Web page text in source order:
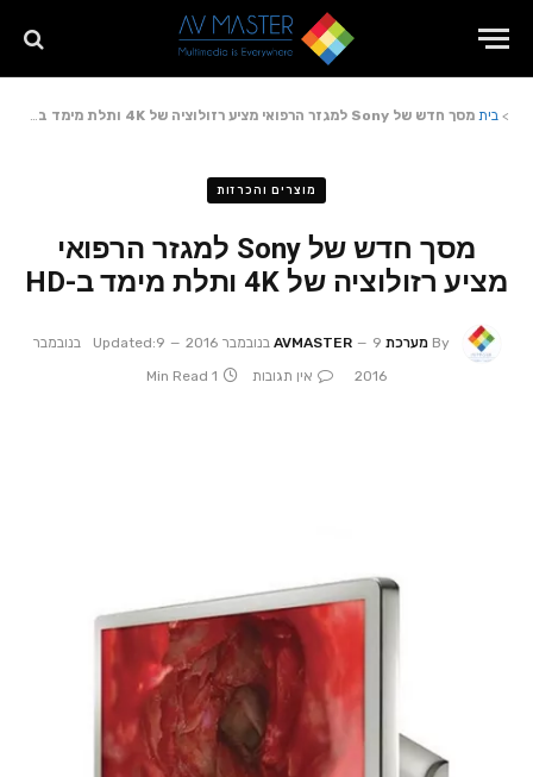
> בית מסך חדש של Sony למגזר הרפואי מציע רזולוציה של 4K ותלת מימד ב-HD
מוצרים והכרזות
מסך חדש של Sony למגזר הרפואי
מציע רזולוציה של 4K ותלת מימד ב-HD
By מערכת AVMASTER 9 בנובמבר 2016 Updated:
9 בנובמבר
2016
אין תגובות 1 Min Read